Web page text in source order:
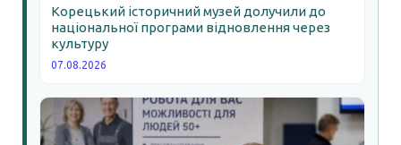
Корецький історичний музей долучили до
національної програми відновлення через
культуру
07.08.2026